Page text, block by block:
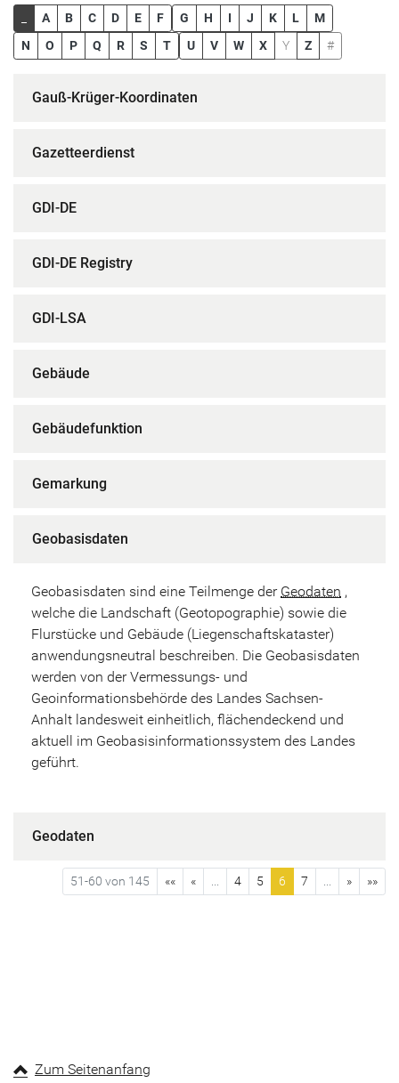
A B C D E F G H I J K L
M
N
O P Q R S T U V W X Y Z #
Gauß-Krüger-Koordinaten
Gazetteerdienst
GDI-DE
GDI-DE Registry
GDI-LSA
Gebäude
Gebäudefunktion
Gemarkung
Geobasisdaten
Geobasisdaten sind eine Teilmenge der Geodaten ,
welche die Landschaft (Geotopographie) sowie die
Flurstücke und Gebäude (Liegenschaftskataster)
anwendungsneutral beschreiben. Die Geobasisdaten
werden von der Vermessungs- und
Geoinformationsbehörde des Landes Sachsen-
Anhalt landesweit einheitlich, flächendeckend und
aktuell im Geobasisinformationssystem des Landes
geführt.
Geodaten
51-60 von 145 «« « 4 5 6 7 » »»
Zum Seitenanfang